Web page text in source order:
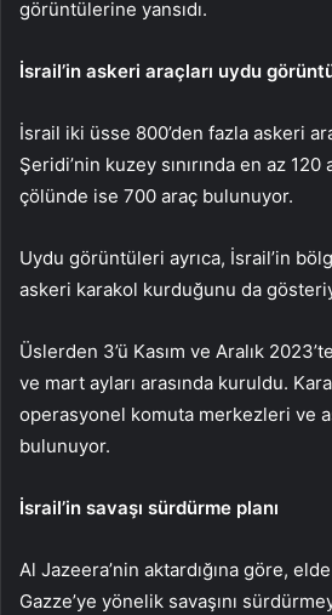
görüntülerine yansıdı.
İsrail’in askeri araçları uydu
İsrail iki üsse 800’den fazla askeri
Şeridi’nin kuzey sınırında en az
çölünde ise 700 araç bulunuyor.
Uydu görüntüleri ayrıca, İsrail’in
askeri karakol kurduğunu da
Üslerden 3’ü Kasım ve Aralık
ve mart ayları arasında kuruldu.
operasyonel komuta merkezleri ve
bulunuyor.
İsrail’in savaşı sürdürme planı
Al Jazeera’nin aktardığına göre,
Gazze’ye yönelik savaşını